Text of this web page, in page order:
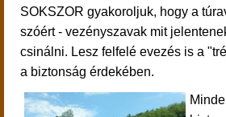
SOKSZOR gyakoroljuk, hogy a
szóért - vezényszavak mit
csinálni. Lesz felfelé evezés is a
a biztonság érdekében.